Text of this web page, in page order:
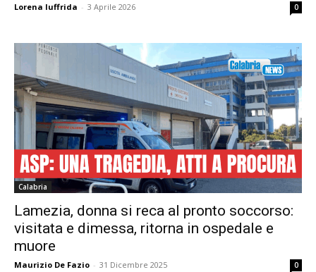
Lorena Iuffrida - 3 Aprile 2026 0
Calabria
Lamezia, donna si reca al pronto soccorso:
visitata e dimessa, ritorna in ospedale e
muore
Maurizio De Fazio - 31 Dicembre 2025 0